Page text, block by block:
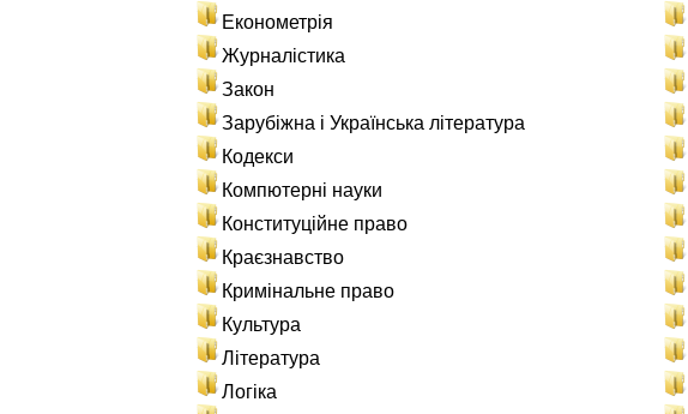
Економетрія
Журналістика
Закон
Зарубіжна і Українська література
Кодекси
Компютерні науки
Конституційне право
Краєзнавство
Кримінальне право
Культура
Література
Логіка